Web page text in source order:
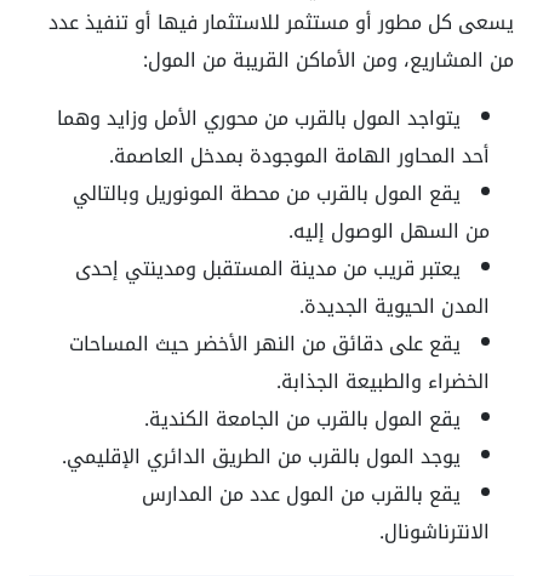
يسعى كل مطور أو مستثمر للاستثمار فيها أو تنفيذ عدد
من المشاريع، ومن الأماكن القريبة من المول:
يتواجد المول بالقرب من محوري الأمل وزايد وهما
أحد المحاور الهامة الموجودة بمدخل العاصمة.
يقع المول بالقرب من محطة المونوريل وبالتالي
من السهل الوصول إليه.
يعتبر قريب من مدينة المستقبل ومدينتي إحدى
المدن الحيوية الجديدة.
يقع على دقائق من النهر الأخضر حيث المساحات
الخضراء والطبيعة الجذابة.
يقع المول بالقرب من الجامعة الكندية.
يوجد المول بالقرب من الطريق الدائري الإقليمي.
يقع بالقرب من المول عدد من المدارس
الانترناشونال.